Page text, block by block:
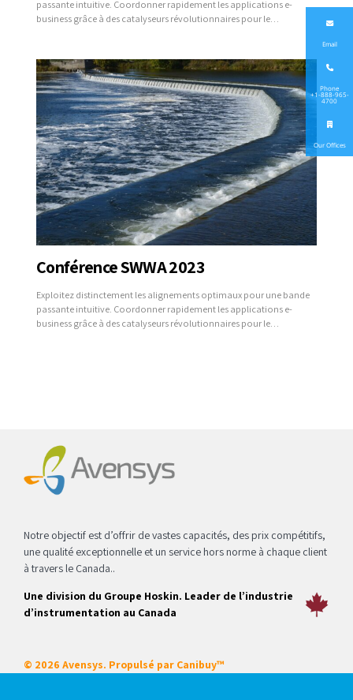
passante intuitive. Coordonner rapidement les applications e-
business grâce à des catalyseurs révolutionnaires pour le
Conférence SWWA 2023
Exploitez distinctement les alignements optimaux pour une bande
passante intuitive. Coordonner rapidement les applications e-
business grâce à des catalyseurs révolutionnaires pour le
Notre objectif est d’offrir de vastes capacités, des prix compétitifs,
une qualité exceptionnelle et un service hors norme à chaque client
à travers le Canada..
Une division du Groupe Hoskin. Leader de l’industrie
d’instrumentation au Canada
© 2026 Avensys. Propulsé par Canibuy™
Email
Phone
+1-888-965-
4700
Our Offices